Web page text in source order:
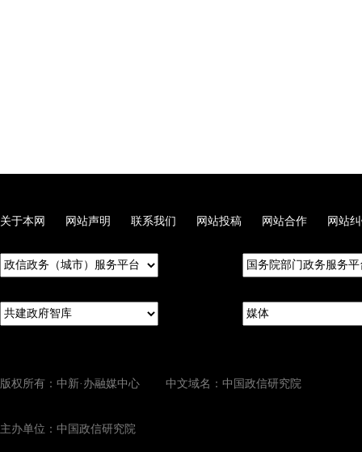
关于本网 网站声明 联系我们 网站投稿 网站合作 网站
版权所有：中新·办融媒中心 中文域名：中国政信研究院
主办单位：中国政信研究院